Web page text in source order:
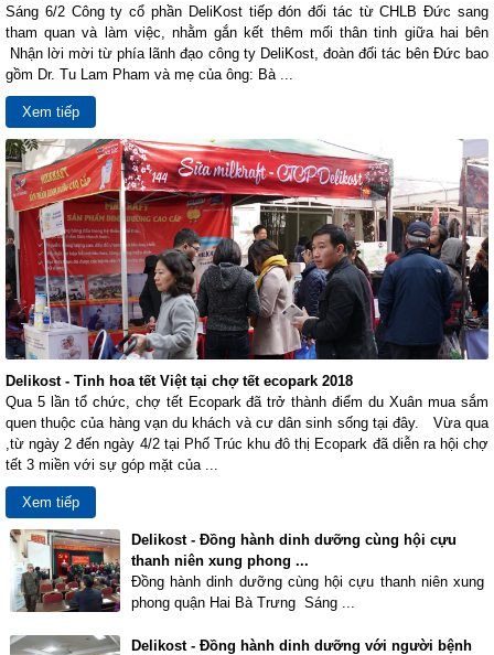
Sáng 6/2 Công ty cổ phần DeliKost tiếp đón đối tác từ CHLB Đức sang
tham quan và làm việc, nhằm gắn kết thêm mối thân tinh giữa hai bên
Nhận lời mời từ phía lãnh đạo công ty DeliKost, đoàn đối tác bên Đức bao
gồm Dr. Tu Lam Pham và mẹ của ông: Bà ...
Xem tiếp
Delikost - Tinh hoa tết Việt tại chợ tết ecopark 2018
Qua 5 lần tổ chức, chợ tết Ecopark đã trở thành điểm du Xuân mua sắm
quen thuộc của hàng vạn du khách và cư dân sinh sống tại đây. Vừa qua
,từ ngày 2 đến ngày 4/2 tại Phố Trúc khu đô thị Ecopark đã diễn ra hội chợ
tết 3 miền với sự góp mặt của ...
Xem tiếp
Delikost - Đồng hành dinh dưỡng cùng hội cựu
thanh niên xung phong ...
Đồng hành dinh dưỡng cùng hội cựu thanh niên xung
phong quận Hai Bà Trưng Sáng ...
Delikost - Đồng hành dinh dưỡng với người bệnh